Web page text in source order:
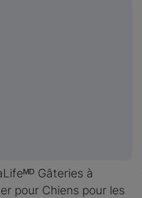
Gâteries à
pour Chiens pour les